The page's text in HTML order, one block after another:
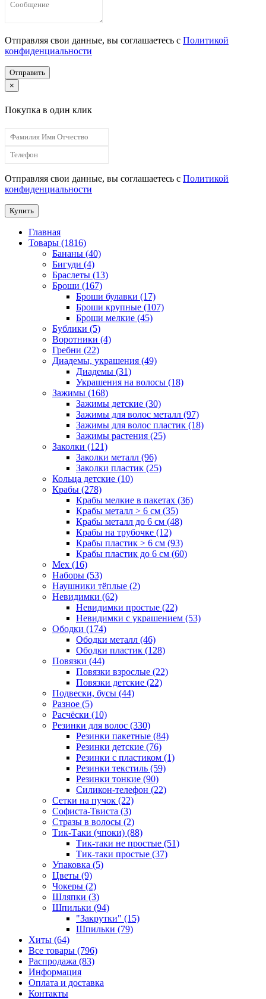
Отправляя свои данные, вы соглашаетесь с Политикой
конфиденциальности
Отправить
×
Покупка в один клик
Отправляя свои данные, вы соглашаетесь с Политикой
конфиденциальности
Купить
Главная
Товары (1816)
Бананы (40)
Бигуди (4)
Браслеты (13)
Броши (167)
Броши булавки (17)
Броши крупные (107)
Броши мелкие (45)
Бублики (5)
Воротники (4)
Гребни (22)
Диадемы, украшения (49)
Диадемы (31)
Украшения на волосы (18)
Зажимы (168)
Зажимы детские (30)
Зажимы для волос металл (97)
Зажимы для волос пластик (18)
Зажимы растения (25)
Заколки (121)
Заколки металл (96)
Заколки пластик (25)
Кольца детские (10)
Крабы (278)
Крабы мелкие в пакетах (36)
Крабы металл > 6 см (35)
Крабы металл до 6 см (48)
Крабы на трубочке (12)
Крабы пластик > 6 см (93)
Крабы пластик до 6 см (60)
Мех (16)
Наборы (53)
Наушники тёплые (2)
Невидимки (62)
Невидимки простые (22)
Невидимки с украшением (53)
Ободки (174)
Ободки металл (46)
Ободки пластик (128)
Повязки (44)
Повязки взрослые (22)
Повязки детские (22)
Подвески, бусы (44)
Разное (5)
Расчёски (10)
Резинки для волос (330)
Резинки пакетные (84)
Резинки детские (76)
Резинки с пластиком (1)
Резинки текстиль (59)
Резинки тонкие (90)
Силикон-телефон (22)
Сетки на пучок (22)
Софиста-Твиста (3)
Стразы в волосы (2)
Тик-Таки (чпоки) (88)
Тик-таки не простые (51)
Тик-таки простые (37)
Упаковка (5)
Цветы (9)
Чокеры (2)
Шляпки (3)
Шпильки (94)
"Закрутки" (15)
Шпильки (79)
Хиты (64)
Все товары (796)
Распродажа (83)
Информация
Оплата и доставка
Контакты